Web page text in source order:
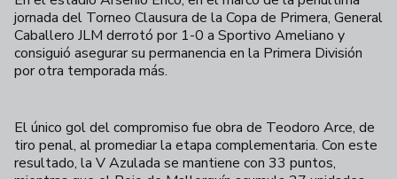
jornada del Torneo Clausura de la Copa de Primera, General
Caballero JLM derrotó por 1-0 a Sportivo Ameliano y
consiguió asegurar su permanencia en la Primera División
por otra temporada más.
El único gol del compromiso fue obra de Teodoro Arce, de
tiro penal, al promediar la etapa complementaria. Con este
resultado, la V Azulada se mantiene con 33 puntos,